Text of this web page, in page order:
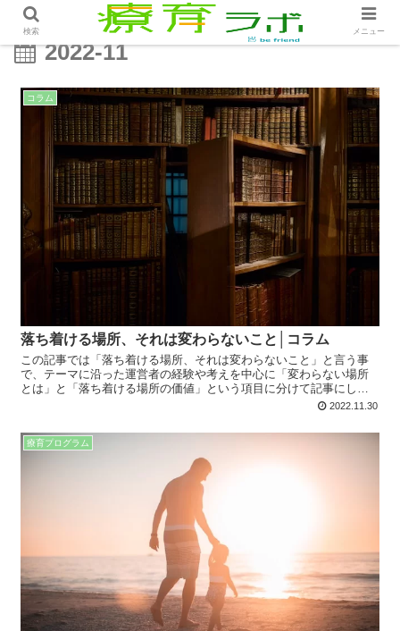
2022-11
コラム
落ち着ける場所、それは変わらないこと│コラム
この記事では「落ち着ける場所、それは変わらないこと」と言う事
で、テーマに沿った運営者の経験や考えを中心に「変わらない場所
とは」と「落ち着ける場所の価値」という項目に分けて記事にして
います。生活や療育でも役に立つ内容なので、是非最後までお読み
2022.11.30
療育プログラム
検索 メニュー